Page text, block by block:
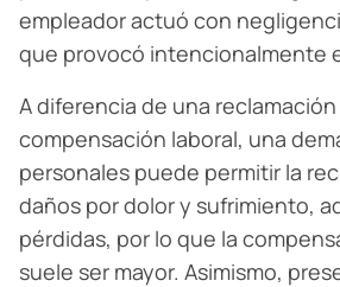
empleador actuó con
que provocó intencionalmente
A diferencia de una
compensación laboral, una
personales puede permitir la
daños por dolor y sufrimiento,
pérdidas, por lo que la
suele ser mayor. Asimismo,